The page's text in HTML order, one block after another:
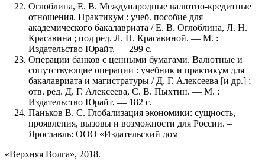
Оглоблина, Е. В. Международные валютно-кредитные
отношения. Практикум : учеб. пособие для
академического бакалавриата / Е. В. Оглоблина, Л. Н.
Красавина ; под ред. Л. Н. Красавиной. — М. :
Издательство Юрайт, — 299 с.
Операции банков с ценными бумагами. Валютные и
сопутствующие операции : учебник и практикум для
бакалавриата и магистратуры / Д. Г. Алексеева [и др.] ;
отв. ред. Д. Г. Алексеева, С. В. Пыхтин. — М. :
Издательство Юрайт, — 182 с.
Паньков В. С. Глобализация экономики: сущность,
проявления, вызовы и возможности для России. –
Ярославль: ООО «Издательский дом
«Верхняя Волга», 2018.